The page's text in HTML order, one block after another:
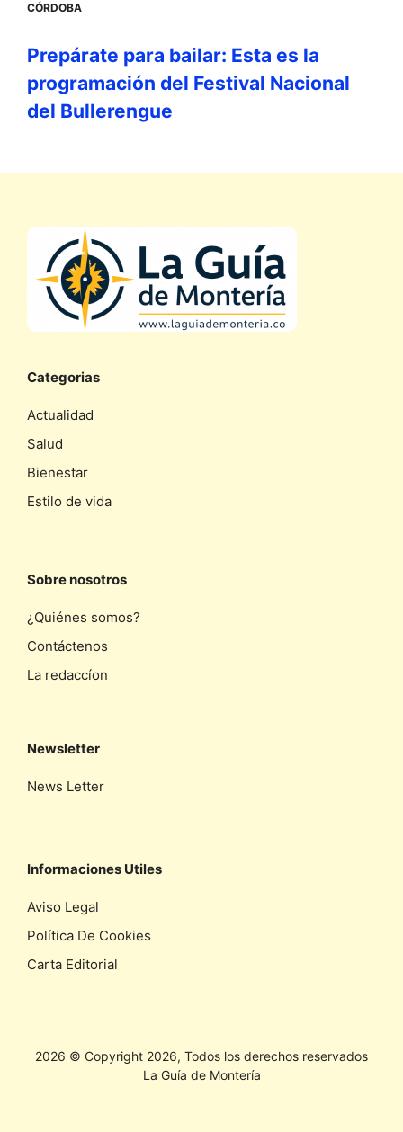
CÓRDOBA
Prepárate para bailar: Esta es la
programación del Festival Nacional
del Bullerengue
Categorias
Actualidad
Salud
Bienestar
Estilo de vida
Sobre nosotros
¿Quiénes somos?
Contáctenos
La redaccíon
Newsletter
News Letter
Informaciones Utiles
Aviso Legal
Política De Cookies
Carta Editorial
2026 © Copyright 2026, Todos los derechos reservados
La Guía de Montería